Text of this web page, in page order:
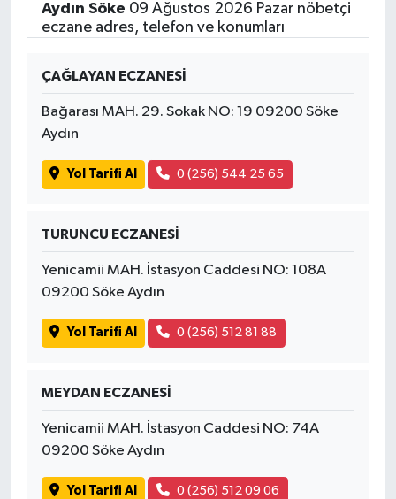
Aydın Söke 09 Ağustos 2026 Pazar nöbetçi
eczane adres, telefon ve konumları
ÇAĞLAYAN ECZANESİ
Bağarası MAH. 29. Sokak NO: 19 09200 Söke
Aydın
Yol Tarifi Al 0 (256) 544 25 65
TURUNCU ECZANESİ
Yenicamii MAH. İstasyon Caddesi NO: 108A
09200 Söke Aydın
Yol Tarifi Al 0 (256) 512 81 88
MEYDAN ECZANESİ
Yenicamii MAH. İstasyon Caddesi NO: 74A
09200 Söke Aydın
Yol Tarifi Al 0 (256) 512 09 06